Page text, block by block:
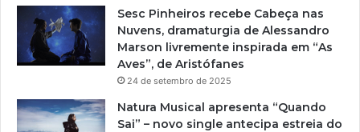
Sesc Pinheiros recebe Cabeça nas
Nuvens, dramaturgia de Alessandro
Marson livremente inspirada em “As
Aves”, de Aristófanes
24 de setembro de 2025
Natura Musical apresenta “Quando
Sai” – novo single antecipa estreia do